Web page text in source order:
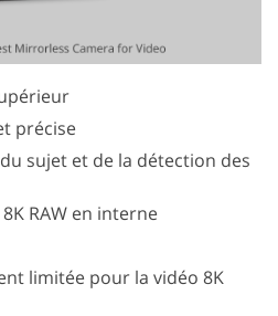
précise
sujet et de la détection des
RAW en interne
limitée pour la vidéo 8K